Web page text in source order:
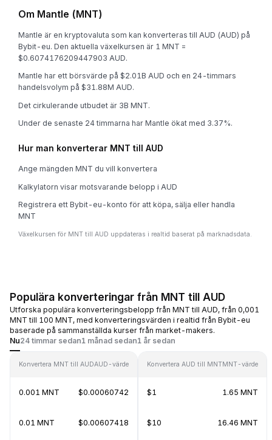
Om Mantle (MNT)
Mantle är en kryptovaluta som kan konverteras till AUD (AUD) på
Bybit-eu. Den aktuella växelkursen är 1 MNT =
$0.6074176209447903 AUD.
Mantle har ett börsvärde på $2.01B AUD och en 24-timmars
handelsvolym på $31.88M AUD.
Det cirkulerande utbudet är 3B MNT.
Under de senaste 24 timmarna har Mantle ökat med 3.37%.
Hur man konverterar MNT till AUD
Ange mängden MNT du vill konvertera
Kalkylatorn visar motsvarande belopp i AUD
Registrera ett Bybit-eu-konto för att köpa, sälja eller handla
MNT
Växelkursen för MNT till AUD uppdateras i realtid baserat på marknadsdata.
Populära konverteringar från MNT till AUD
Utforska populära konverteringsbelopp från MNT till AUD, från 0,001
MNT till 100 MNT, med konverteringsvärden i realtid från Bybit-eu
baserade på sammanställda kurser från market-makers.
Nu24 timmar sedan1 månad sedan1 år sedan
Konvertera MNT till AUDAUD-värde
0.001 MNT $0.00060742
0.01 MNT $0.00607418
Konvertera AUD till MNTMNT-värde
$1 1.65 MNT
$10 16.46 MNT